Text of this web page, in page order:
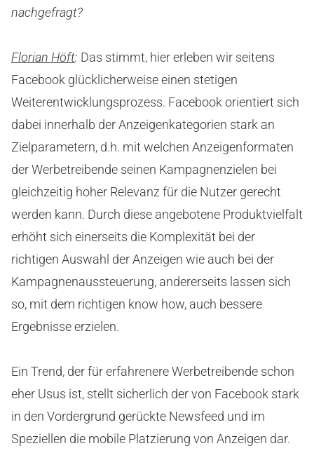
nachgefragt?
Florian Höft: Das stimmt, hier erleben wir seitens
Facebook glücklicherweise einen stetigen
Weiterentwicklungsprozess. Facebook orientiert sich
dabei innerhalb der Anzeigenkategorien stark an
Zielparametern, d.h. mit welchen Anzeigenformaten
der Werbetreibende seinen Kampagnenzielen bei
gleichzeitig hoher Relevanz für die Nutzer gerecht
werden kann. Durch diese angebotene Produktvielfalt
erhöht sich einerseits die Komplexität bei der
richtigen Auswahl der Anzeigen wie auch bei der
Kampagnenaussteuerung, andererseits lassen sich
so, mit dem richtigen know how, auch bessere
Ergebnisse erzielen.
Ein Trend, der für erfahrenere Werbetreibende schon
eher Usus ist, stellt sicherlich der von Facebook stark
in den Vordergrund gerückte Newsfeed und im
Speziellen die mobile Platzierung von Anzeigen dar.